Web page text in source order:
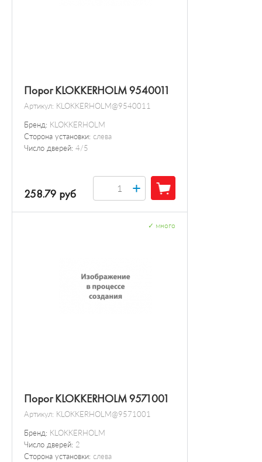
Порог KLOKKERHOLM 9540011
Артикул: KLOKKERHOLM@9540011
Бренд: KLOKKERHOLM
Сторона установки: слева
Число дверей: 4/5
258.79 руб +
Порог KLOKKERHOLM 9571001
Артикул: KLOKKERHOLM@9571001
Бренд: KLOKKERHOLM
Число дверей: 2
Сторона установки: слева
много